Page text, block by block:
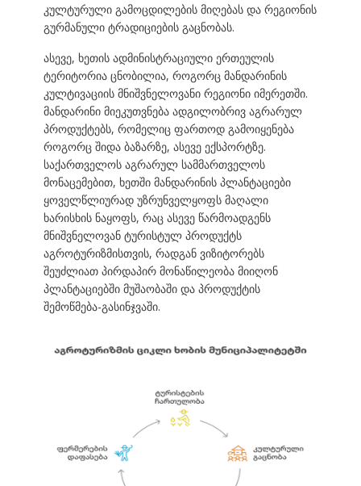
კულტურული გამოცდილების მიღებას და რეგიონის
გურმანული ტრადიციების გაცნობას.
ასევე, ხეთის ადმინისტრაციული ერთეულის
ტერიტორია ცნობილია, როგორც მანდარინის
კულტივაციის მნიშვნელოვანი რეგიონი იმერეთში.
მანდარინი მიეკუთვნება ადგილობრივ აგრარულ
პროდუქტებს, რომელიც ფართოდ გამოიყენება
როგორც შიდა ბაზარზე, ასევე ექსპორტზე.
საქართველოს აგრარულ სამმართველოს
მონაცემებით, ხეთში მანდარინის პლანტაციები
ყოველწლიურად უზრუნველყოფს მაღალი
ხარისხის ნაყოფს, რაც ასევე წარმოადგენს
მნიშვნელოვან ტურისტულ პროდუქტს
აგროტურიზმისთვის, რადგან ვიზიტორებს
შეუძლიათ პირდაპირ მონაწილეობა მიიღონ
პლანტაციებში მუშაობაში და პროდუქტის
შემოწმება-გასინჯვაში.